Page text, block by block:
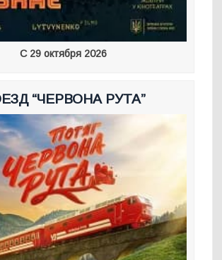
С 29 октября 2026
“ЧЕРВОНА РУТА”